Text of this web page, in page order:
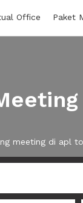
Office Paket
meeting di apl